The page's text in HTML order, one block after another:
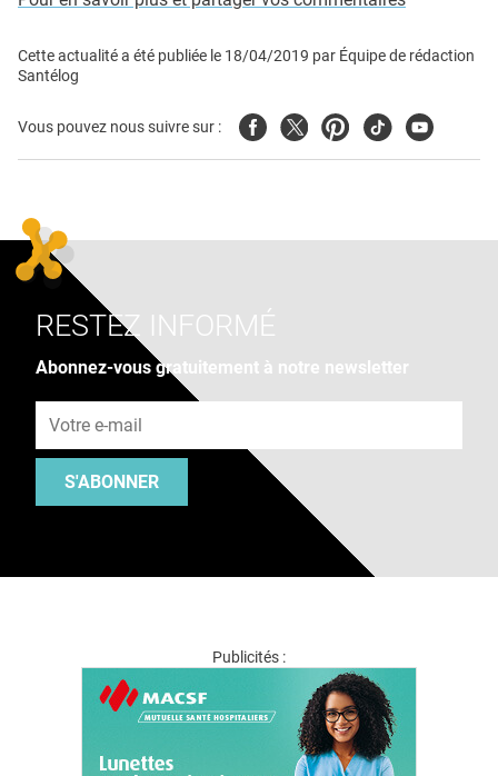
Cette actualité a été publiée le 18/04/2019 par Équipe de rédaction
Santélog
Vous pouvez nous suivre sur : FacebookTwitterPinterest
TiktokYoutube
RESTEZ INFORMÉ
Abonnez-vous gratuitement à notre newsletter
S'ABONNER
Publicités :